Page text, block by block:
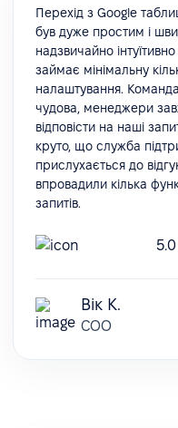
Перехід з Google
був дуже простим і
надзвичайно
займає мінімальну
налаштування.
чудова, менеджери
відповісти на наші
круто, що служба
прислухається до
впровадили кілька
запитів.
5.0
Вік К.
COO